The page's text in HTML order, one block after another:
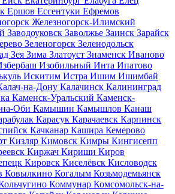
Ершов Ессентуки Ефремов
Железногорск-Илимский
Заводоуковск Заволжье Заинск Зарайск
Зеленогорск Зеленодольск
Зея Зима Златоуст Знаменск Иваново
Изобильный Инта Ипатово
Искитим Истра Ишим Ишимбай
на-Дону Калачинск Калининград
Каменск-Уральский Каменск-
Оби Камышин Камышлов Канаш
Карасук Карачаевск Карпинск
Качканар Кашира Кемерово
Кизляр Кимовск Кимры Кингисепп
Киржач Кириши Киров
Кировск Киселёвск Кисловодск
Ковылкино Когалым Козьмодемьянск
Коммунар Комсомольск-на-